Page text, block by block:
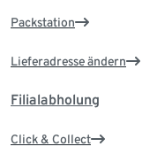
Packstation
Lieferadresse ändern
Filialabholung
Click & Collect